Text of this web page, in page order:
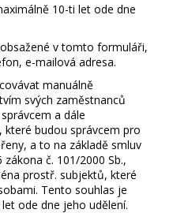
10-ti let ode dne
v tomto formuláři,
e-mailová adresa.
manuálně
svých zaměstnanců
a dále
budou správcem pro
a to na základě smluv
č. 101/2000 Sb.,
prostř. subjektů, které
Tento souhlas je
ode dne jeho udělení.